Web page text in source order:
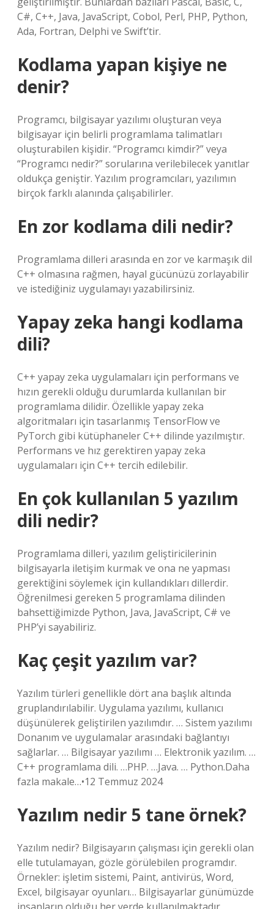
C#, C++, Java, JavaScript, Cobol, Perl, PHP, Python,
Ada, Fortran, Delphi ve Swift’tir.
Kodlama yapan kişiye ne
denir?
Programcı, bilgisayar yazılımı oluşturan veya
bilgisayar için belirli programlama talimatları
oluşturabilen kişidir. “Programcı kimdir?” veya
“Programcı nedir?” sorularına verilebilecek yanıtlar
oldukça geniştir. Yazılım programcıları, yazılımın
birçok farklı alanında çalışabilirler.
En zor kodlama dili nedir?
Programlama dilleri arasında en zor ve karmaşık dil
C++ olmasına rağmen, hayal gücünüzü zorlayabilir
ve istediğiniz uygulamayı yazabilirsiniz.
Yapay zeka hangi kodlama
dili?
C++ yapay zeka uygulamaları için performans ve
hızın gerekli olduğu durumlarda kullanılan bir
programlama dilidir. Özellikle yapay zeka
algoritmaları için tasarlanmış TensorFlow ve
PyTorch gibi kütüphaneler C++ dilinde yazılmıştır.
Performans ve hız gerektiren yapay zeka
uygulamaları için C++ tercih edilebilir.
En çok kullanılan 5 yazılım
dili nedir?
Programlama dilleri, yazılım geliştiricilerinin
bilgisayarla iletişim kurmak ve ona ne yapması
gerektiğini söylemek için kullandıkları dillerdir.
Öğrenilmesi gereken 5 programlama dilinden
bahsettiğimizde Python, Java, JavaScript, C# ve
PHP’yi sayabiliriz.
Kaç çeşit yazılım var?
Yazılım türleri genellikle dört ana başlık altında
gruplandırılabilir. Uygulama yazılımı, kullanıcı
düşünülerek geliştirilen yazılımdır. … Sistem yazılımı
Donanım ve uygulamalar arasındaki bağlantıyı
sağlarlar. … Bilgisayar yazılımı … Elektronik yazılım. …
C++ programlama dili. …PHP. …Java. … Python.Daha
fazla makale…•12 Temmuz 2024
Yazılım nedir 5 tane örnek?
Yazılım nedir? Bilgisayarın çalışması için gerekli olan
elle tutulamayan, gözle görülebilen programdır.
Örnekler: işletim sistemi, Paint, antivirüs, Word,
Excel, bilgisayar oyunları… Bilgisayarlar günümüzde